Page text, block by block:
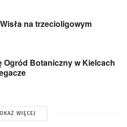
na trzecioligowym
Ogród Botaniczny w Kielcach
WIĘCEJ